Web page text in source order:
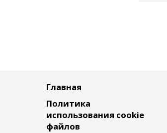
Главная
Политика
использования cookie
файлов